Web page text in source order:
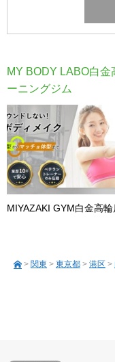
MY BODY LABO白
ーニングジム
MIYAZAKI GYM白金高輪
> 関東 > 東京都 > 港区 >